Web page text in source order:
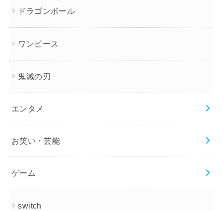
ドラゴンボール
ワンピース
鬼滅の刃
エンタメ
お笑い・芸能
ゲーム
switch